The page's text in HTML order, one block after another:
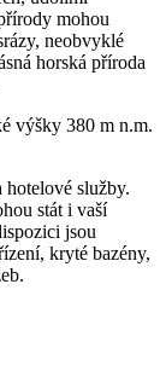
mohou
neobvyklé
horská příroda
výšky 380 m n.m.
služby.
stát i vaší
jsou
kryté bazény,